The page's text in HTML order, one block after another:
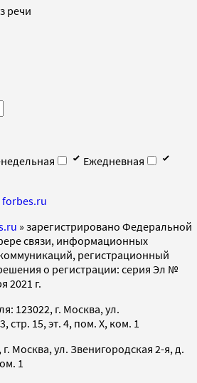
речи
Ежедневная
forbes.ru
» зарегистрировано Федеральной
связи, информационных
регистрационный
о регистрации: серия Эл №
2021 г.
123022, г. Москва, ул.
стр. 15, эт. 4, пом. X, ком. 1
Москва, ул. Звенигородская 2-я, д.
1